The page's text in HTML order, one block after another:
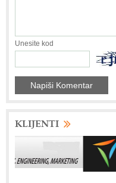
Unesite kod
KLIJENTI